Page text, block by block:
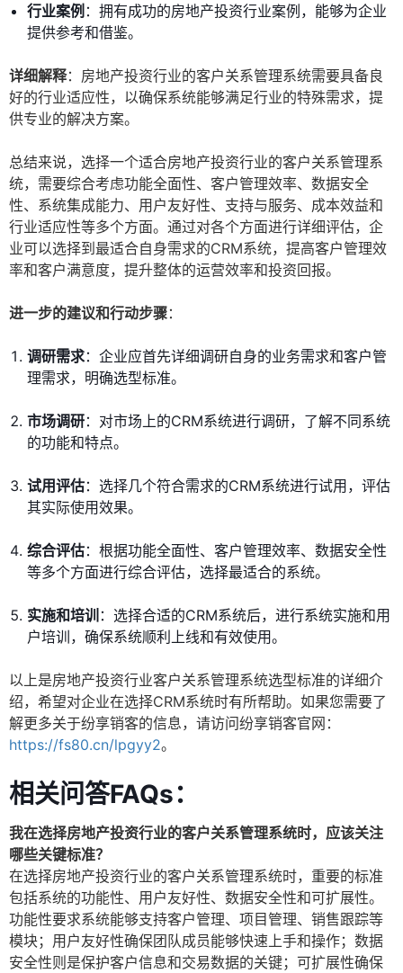
行业案例 ：拥有成功的房地产投资行业案例，能够为企业
提供参考和借鉴。
详细解释：房地产投资行业的客户关系管理系统需要具备良
好的行业适应性，以确保系统能够满足行业的特殊需求，提
供专业的解决方案。
总结来说，选择一个适合房地产投资行业的客户关系管理系
统，需要综合考虑功能全面性、客户管理效率、数据安全
性、系统集成能力、用户友好性、支持与服务、成本效益和
行业适应性等多个方面。通过对各个方面进行详细评估，企
业可以选择到最适合自身需求的CRM系统，提高客户管理效
率和客户满意度，提升整体的运营效率和投资回报。
进一步的建议和行动步骤：
调研需求：企业应首先详细调研自身的业务需求和客户管
理需求，明确选型标准。
市场调研：对市场上的CRM系统进行调研，了解不同系统
的功能和特点。
试用评估：选择几个符合需求的CRM系统进行试用，评估
其实际使用效果。
综合评估：根据功能全面性、客户管理效率、数据安全性
等多个方面进行综合评估，选择最适合的系统。
实施和培训 ：选择合适的CRM系统后，进行系统实施和用
户培训，确保系统顺利上线和有效使用。
以上是房地产投资行业客户关系管理系统选型标准的详细介
绍，希望对企业在选择CRM系统时有所帮助。如果您需要了
解更多关于纷享销客的信息，请访问纷享销客官网：
https://fs80.cn/lpgyy2。
相关问答FAQs：
我在选择房地产投资行业的客户关系管理系统时，应该关注
哪些关键标准？
在选择房地产投资行业的客户关系管理系统时，重要的标准
包括系统的功能性、用户友好性、数据安全性和可扩展性。
功能性要求系统能够支持客户管理、项目管理、销售跟踪等
模块；用户友好性确保团队成员能够快速上手和操作；数据
安全性则是保护客户信息和交易数据的关键；可扩展性确保